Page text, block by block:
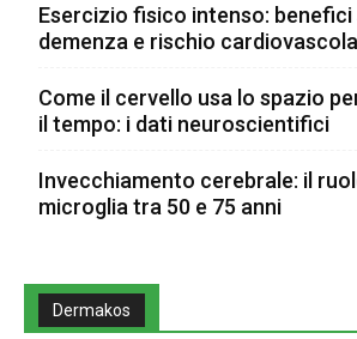
Esercizio fisico intenso: benefici
demenza e rischio
Come il cervello usa lo spazio
il tempo: i dati neuroscientifici
Invecchiamento cerebrale: il
microglia tra 50 e 75 anni
Dermakos